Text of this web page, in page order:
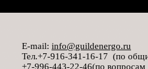
E-mail: info@guildenergo.ru
Тел.+7-916-341-16-17 (по
+7-996-443-22-46(по